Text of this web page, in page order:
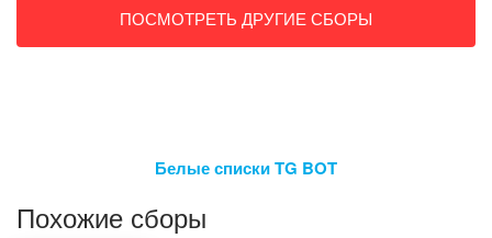
ПОСМОТРЕТЬ ДРУГИЕ СБОРЫ
Белые списки TG BOT
Похожие сборы